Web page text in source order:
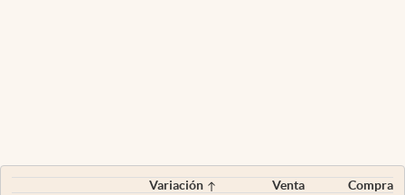
Variación Venta
Compra